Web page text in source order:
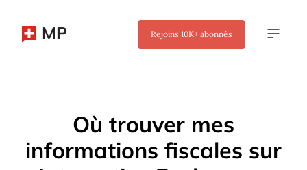
MP Rejoins 10K+ abonnés
Où trouver mes
informations fiscales sur